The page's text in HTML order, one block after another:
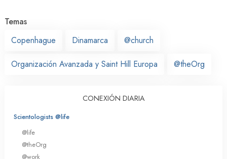
Temas
Copenhague
Dinamarca @church
Organización Avanzada y Saint Hill Europa @theOrg
CONEXIÓN DIARIA
Scientologists @life
@life
@theOrg
@work